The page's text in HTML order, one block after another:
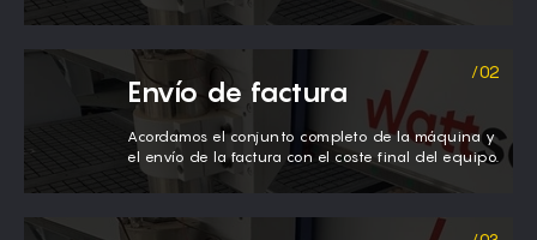
Envío de factura
Acordamos el conjunto completo de la máquina y
el envío de la factura con el coste final del equipo.